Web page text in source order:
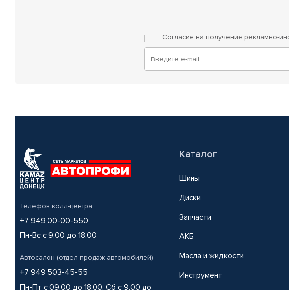
Согласие на получение рекламно-
Телефон колл-центра
+7 949 00-00-550
Пн-Вс с 9.00 до 18.00
Автосалон (отдел продаж автомобилей)
+7 949 503-45-55
Пн-Пт с 09.00 до 18.00, Сб с 9.00 до
Каталог
Шины
Диски
Запчасти
АКБ
Масла и жидкости
Инструмент